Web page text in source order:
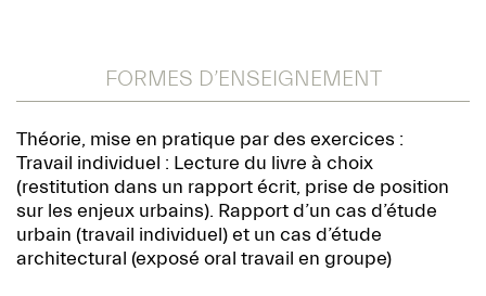
FORMES D’ENSEIGNEMENT
Théorie, mise en pratique par des exercices :
Travail individuel : Lecture du livre à choix
(restitution dans un rapport écrit, prise de position
sur les enjeux urbains). Rapport d’un cas d’étude
urbain (travail individuel) et un cas d’étude
architectural (exposé oral travail en groupe)